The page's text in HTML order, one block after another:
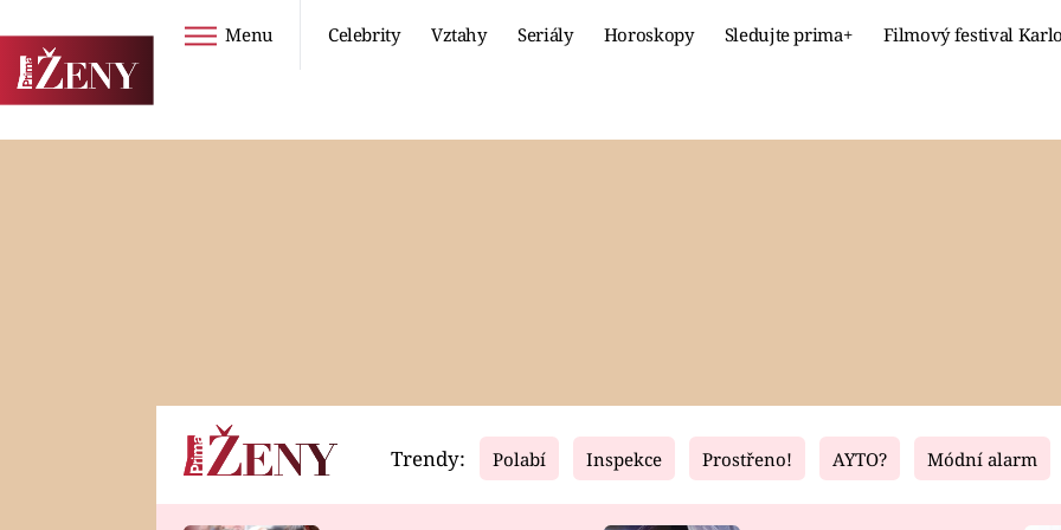
Menu Celebrity Vztahy Seriály Horoskopy Sledujte prima+ Filmový festival
Horoskopy Video Fresh Living
Trendy: Polabí Inspekce Prostřeno! AYTO? Módní alarm